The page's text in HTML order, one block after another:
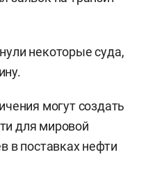
некоторые суда,
могут создать
для мировой
в поставках нефти